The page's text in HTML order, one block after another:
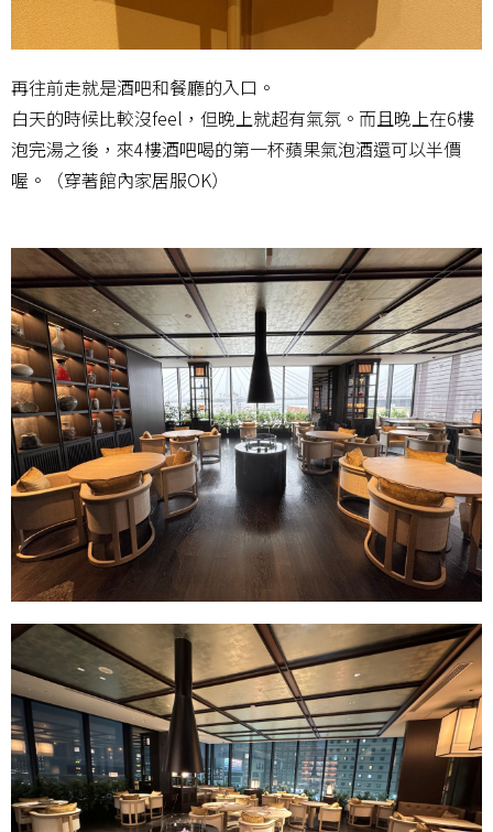
再往前走就是酒吧和餐廳的入口。
白天的時候比較沒feel，但晚上就超有氣氛。而且晚上在6樓
泡完湯之後，來4樓酒吧喝的第一杯蘋果氣泡酒還可以半價
喔。（穿著館內家居服OK）